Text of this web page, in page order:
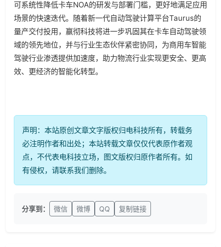
可系统性降低卡车NOA的研发与部署门槛，更好地满足应用
场景的快速迭代。随着新一代自动驾驶计算平台Taurus的
量产交付投用，嬴彻科技将进一步巩固其在卡车自动驾驶领
域的领先地位，并与行业生态伙伴紧密协同，为商用车智能
驾驶行业渗透提供加速度，助力物流行业实现更安全、更高
效、更经济的智能化转型。
声明：本站原创文章文字版权归电科技所有，转载务
必注明作者和出处；本站转载文章仅仅代表原作者观
点，不代表电科技立场，图文版权归原作者所有。如
有侵权，请联系我们删除。
分享到： 微信 微博 QQ 复制链接